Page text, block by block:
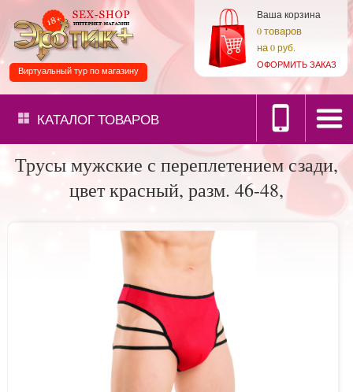
Ваша корзина
0товаров
на0 руб.
ОФОРМИТЬ ЗАКАЗ
Виртуальный тур по магазину
КАТАЛОГТОВАРОВ
Трусы мужские с переплетением сзади,
цвет красный, разм. 46-48,